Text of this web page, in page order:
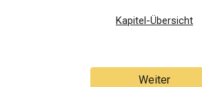
Kapitel-Übersicht
Weiter